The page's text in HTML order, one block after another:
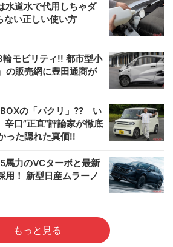
水道水で代用しちゃダ
い正しい使い方
モビリティ!! 都市型小
の販売網に豊田通商が
の「パクリ」?? い
口”正直”評論家が徹底
った隠れた真価!!
力のVCターボと最新
用！ 新型日産ムラーノ
もっと見る